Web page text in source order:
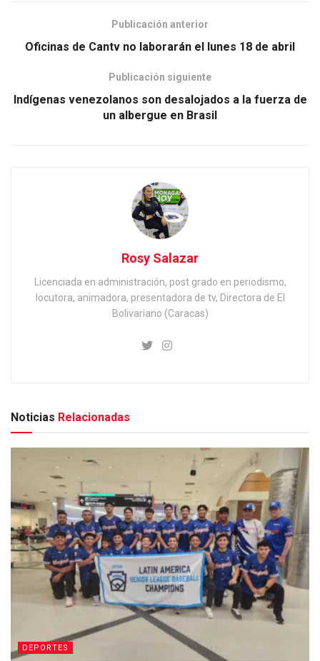
Publicación anterior
Oficinas de Cantv no laborarán el lunes 18 de abril
Publicación siguiente
Indígenas venezolanos son desalojados a la fuerza de
un albergue en Brasil
Rosy Salazar
Licenciada en administración, post grado en periodismo,
locutora, animadora, presentadora de tv, Directora de El
Bolivariano (Caracas)
Noticias Relacionadas
DEPORTES